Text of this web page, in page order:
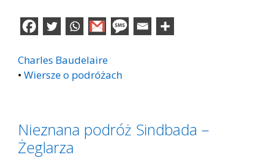
Charles Baudelaire
• Wiersze o podróżach
Nieznana podróż Sindbada –
Żeglarza